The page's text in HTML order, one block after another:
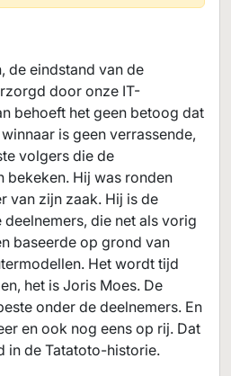
de eindstand van de
door onze IT-
behoeft het geen betoog dat
is geen verrassende,
volgers die de
bekeken. Hij was ronden
van zijn zaak. Hij is de
die net als vorig
baseerde op grond van
Het wordt tijd
het is Joris Moes. De
onder de deelnemers. En
en ook nog eens op rij. Dat
in de Tatatoto-historie.